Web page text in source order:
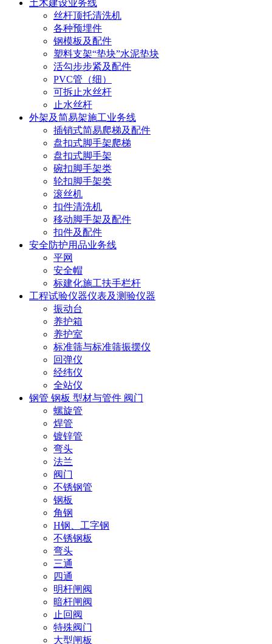
土木建设业务线
丝杆顶托清洗机
各种预埋件
钢模板及配件
塑料支架“垫块”水泥垫块
活勾步步紧及配件
PVC管（细）
可拆止水丝杆
止水丝杆
外架及简易架施工业务线
插销式简易爬梯及配件
盘扣式脚手架爬梯
盘扣式脚手架
碗扣脚手架类
轮扣脚手架类
滚丝机
扣件清洗机
移动脚手架及配件
扣件及配件
安全防护用品业务线
平网
安全帽
标建化施工扶手栏杆
工程试验仪器仪表及测验仪器
振动台
养护箱
养护室
标准筛与标准筛振摆仪
回弹仪
经纬仪
全站仪
钢管 钢板 型材与管件 阀门
螺旋管
焊管
镀锌管
弯头
法兰
阀门
不锈钢管
钢板
角钢
H钢、工字钢
不锈钢板
弯头
三通
四通
明杆闸阀
暗杆闸阀
止回阀
特殊阀门
大型闸板